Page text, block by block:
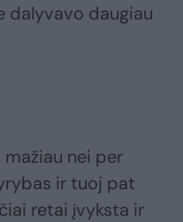
dalyvavo daugiau
nei per
ir tuoj pat
retai įvyksta ir